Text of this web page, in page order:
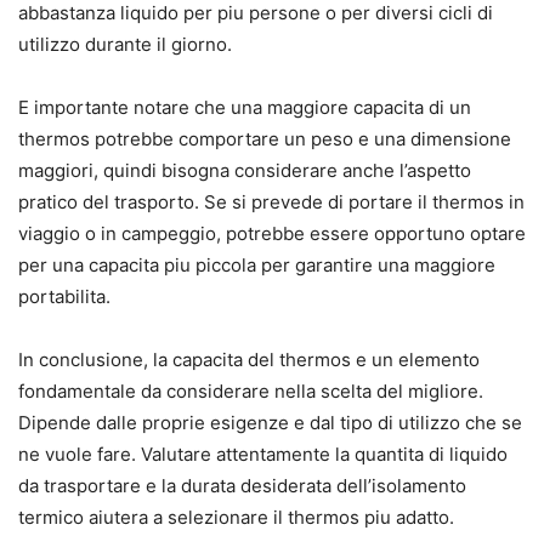
abbastanza liquido per piu persone o per diversi cicli di
utilizzo durante il giorno.
E importante notare che una maggiore capacita di un
thermos potrebbe comportare un peso e una dimensione
maggiori, quindi bisogna considerare anche l’aspetto
pratico del trasporto. Se si prevede di portare il thermos in
viaggio o in campeggio, potrebbe essere opportuno optare
per una capacita piu piccola per garantire una maggiore
portabilita.
In conclusione, la capacita del thermos e un elemento
fondamentale da considerare nella scelta del migliore.
Dipende dalle proprie esigenze e dal tipo di utilizzo che se
ne vuole fare. Valutare attentamente la quantita di liquido
da trasportare e la durata desiderata dell’isolamento
termico aiutera a selezionare il thermos piu adatto.